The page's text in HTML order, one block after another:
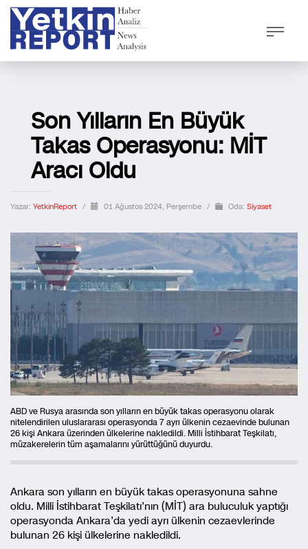
Son Yılların En Büyük
Takas Operasyonu: MİT
Aracı Oldu
Yazar: YetkinReport / 01 Ağustos 2024, Perşembe / Oda: Siyaset
ABD ve Rusya arasında son yılların en büyük takas operasyonu olarak
nitelendirilen uluslararası operasyonda 7 ayrı ülkenin cezaevinde bulunan
26 kişi Ankara üzerinden ülkelerine nakledildi. Milli İstihbarat Teşkilatı,
müzakerelerin tüm aşamalarını yürüttüğünü duyurdu.
Ankara son yılların en büyük takas operasyonuna sahne
oldu. Milli İstihbarat Teşkilatı’nın (MİT) ara buluculuk yaptığı
operasyonda Ankara’da yedi ayrı ülkenin cezaevlerinde
bulunan 26 kişi ülkelerine nakledildi.